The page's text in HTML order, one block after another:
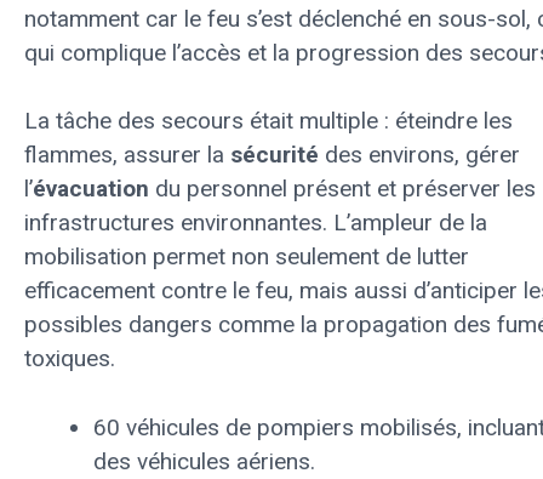
notamment car le feu s’est déclenché en sous-sol,
qui complique l’accès et la progression des
La tâche des secours était multiple : éteindre les
flammes, assurer la sécurité des environs, gérer
l’évacuation du personnel présent et préserver les
infrastructures environnantes. L’ampleur de la
mobilisation permet non seulement de lutter
efficacement contre le feu, mais aussi d’anticiper
possibles dangers comme la propagation des
toxiques.
60 véhicules de pompiers mobilisés,
des véhicules aériens.